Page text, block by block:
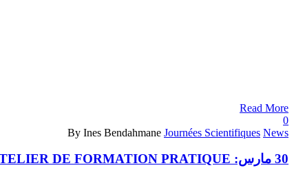
Read More
0
By Ines Bendahmane Journées Scientifiques News
30 مارس: DE FORMATION PRATIQUE